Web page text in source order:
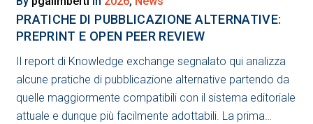
PRATICHE DI PUBBLICAZIONE ALTERNATIVE:
PREPRINT E OPEN PEER REVIEW
Il report di Knowledge exchange segnalato qui analizza
alcune pratiche di pubblicazione alternative partendo da
quelle maggiormente compatibili con il sistema editoriale
attuale e dunque più facilmente adottabili. La prima…